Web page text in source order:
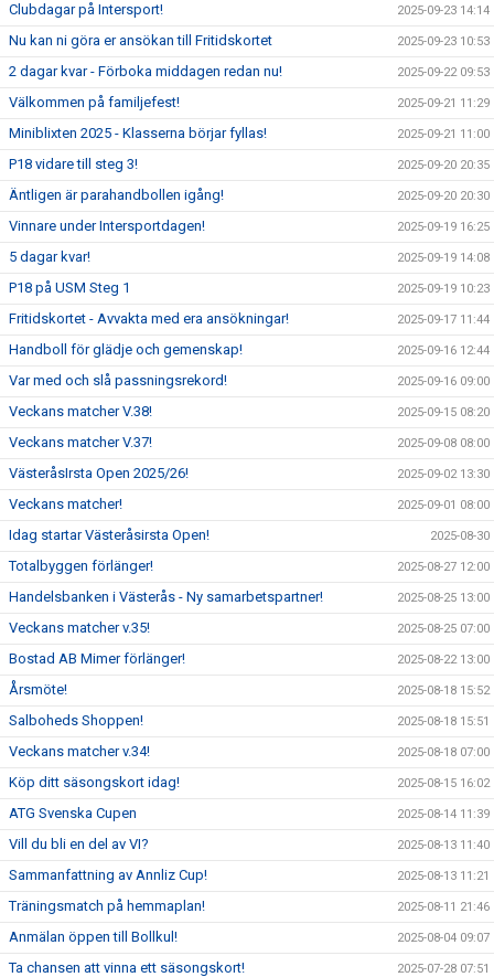
Clubdagar på Intersport! 2025-09-23 14:14
Nu kan ni göra er ansökan till Fritidskortet 2025-09-23 10:53
2 dagar kvar - Förboka middagen redan nu! 2025-09-22 09:53
Välkommen på familjefest! 2025-09-21 11:29
Miniblixten 2025 - Klasserna börjar fyllas! 2025-09-21 11:00
P18 vidare till steg 3! 2025-09-20 20:35
Äntligen är parahandbollen igång! 2025-09-20 20:30
Vinnare under Intersportdagen! 2025-09-19 16:25
5 dagar kvar! 2025-09-19 14:08
P18 på USM Steg 1 2025-09-19 10:23
Fritidskortet - Avvakta med era ansökningar! 2025-09-17 11:44
Handboll för glädje och gemenskap! 2025-09-16 12:44
Var med och slå passningsrekord! 2025-09-16 09:00
Veckans matcher V.38! 2025-09-15 08:20
Veckans matcher V.37! 2025-09-08 08:00
VästeråsIrsta Open 2025/26! 2025-09-02 13:30
Veckans matcher! 2025-09-01 08:00
Idag startar Västeråsirsta Open! 2025-08-30
Totalbyggen förlänger! 2025-08-27 12:00
Handelsbanken i Västerås - Ny samarbetspartner! 2025-08-25 13:00
Veckans matcher v.35! 2025-08-25 07:00
Bostad AB Mimer förlänger! 2025-08-22 13:00
Årsmöte! 2025-08-18 15:52
Salboheds Shoppen! 2025-08-18 15:51
Veckans matcher v.34! 2025-08-18 07:00
Köp ditt säsongskort idag! 2025-08-15 16:02
ATG Svenska Cupen 2025-08-14 11:39
Vill du bli en del av VI? 2025-08-13 11:40
Sammanfattning av Annliz Cup! 2025-08-13 11:21
Träningsmatch på hemmaplan! 2025-08-11 21:46
Anmälan öppen till Bollkul! 2025-08-04 09:07
Ta chansen att vinna ett säsongskort! 2025-07-28 07:51